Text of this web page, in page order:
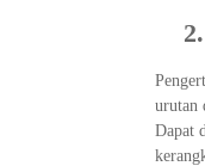
2.
urutan
Dapat